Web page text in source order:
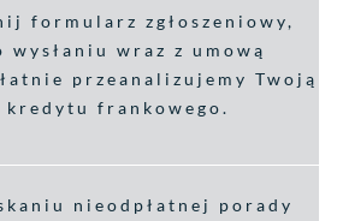
formularz zgłoszeniowy,
wysłaniu wraz z umową
przeanalizujemy Twoją
kredytu frankowego.
nieodpłatnej porady